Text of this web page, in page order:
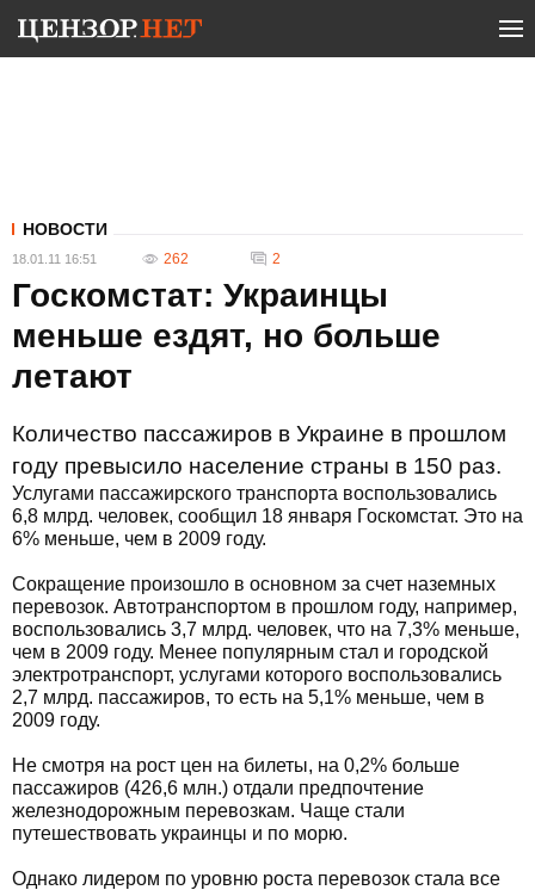
НОВОСТИ
18.01.11 16:51 262 2
Госкомстат: Украинцы
меньше ездят, но больше
летают
Количество пассажиров в Украине в прошлом
году превысило население страны в 150 раз.
Услугами пассажирского транспорта воспользовались
6,8 млрд. человек, сообщил 18 января Госкомстат. Это на
6% меньше, чем в 2009 году.
Сокращение произошло в основном за счет наземных
перевозок. Автотранспортом в прошлом году, например,
воспользовались 3,7 млрд. человек, что на 7,3% меньше,
чем в 2009 году. Менее популярным стал и городской
электротранспорт, услугами которого воспользовались
2,7 млрд. пассажиров, то есть на 5,1% меньше, чем в
2009 году.
Не смотря на рост цен на билеты, на 0,2% больше
пассажиров (426,6 млн.) отдали предпочтение
железнодорожным перевозкам. Чаще стали
путешествовать украинцы и по морю.
Однако лидером по уровню роста перевозок стала все